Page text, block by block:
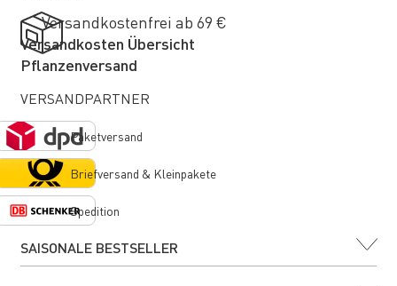
SAISONALE BESTSELLER
Versandkostenfrei ab 69 €
Versandkosten Übersicht
Pflanzenversand
VERSANDPARTNER
Paketversand
Briefversand & Kleinpakete
Spedition